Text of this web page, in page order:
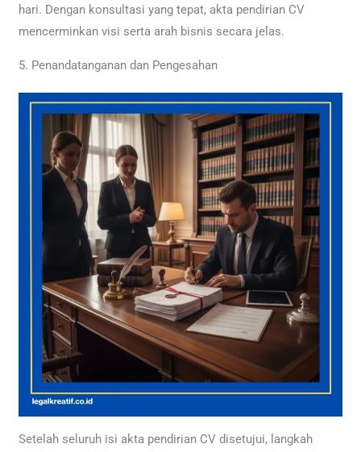
hari. Dengan konsultasi yang tepat, akta pendirian CV
mencerminkan visi serta arah bisnis secara jelas.
5. Penandatanganan dan Pengesahan
Setelah seluruh isi akta pendirian CV disetujui, langkah